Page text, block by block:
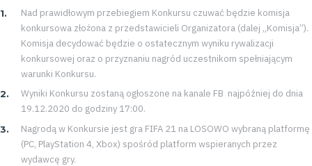
Nad prawidłowym przebiegiem Konkursu czuwać będzie komisja
konkursowa złożona z przedstawicieli Organizatora (dalej „Komisja”).
Komisja decydować będzie o ostatecznym wyniku rywalizacji
konkursowej oraz o przyznaniu nagród uczestnikom spełniającym
warunki Konkursu.
Wyniki Konkursu zostaną ogłoszone na kanale FB najpóźniej do dnia
19.12.2020 do godziny 17:00.
Nagrodą w Konkursie jest gra FIFA 21 na LOSOWO wybraną platformę
(PC, PlayStation 4, Xbox) spośród platform wspieranych przez
wydawcę gry.